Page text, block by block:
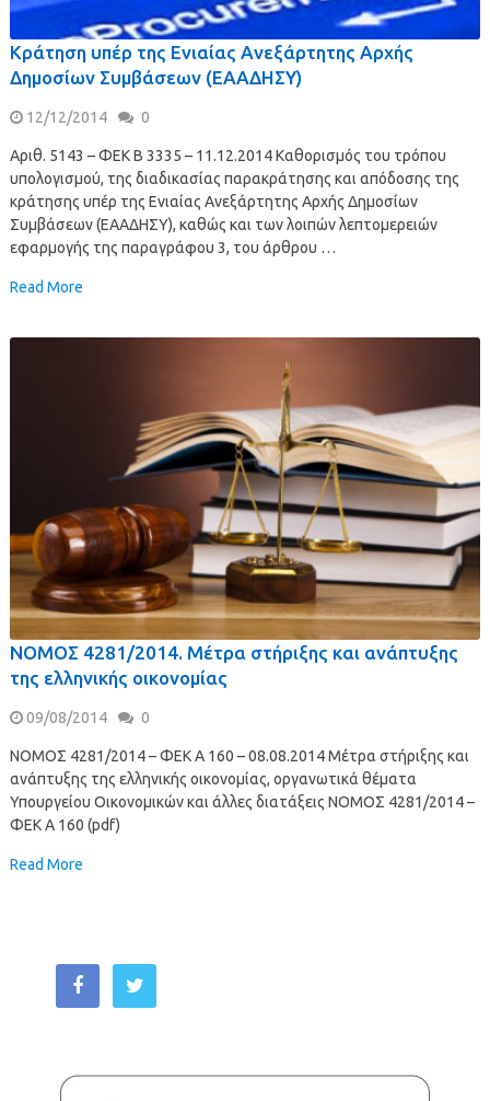
Κράτηση υπέρ της Ενιαίας Ανεξάρτητης Αρχής
Δημοσίων Συμβάσεων (ΕΑΑΔΗΣΥ)
12/12/2014 0
Αριθ. 5143 – ΦΕΚ B 3335 – 11.12.2014 Καθορισμός του τρόπου
υπολογισμού, της διαδικασίας παρακράτησης και απόδοσης της
κράτησης υπέρ της Ενιαίας Ανεξάρτητης Αρχής Δημοσίων
Συμβάσεων (ΕΑΑΔΗΣΥ), καθώς και των λοιπών λεπτομερειών
εφαρμογής της παραγράφου 3, του άρθρου …
Read More
NOMOΣ 4281/2014. Μέτρα στήριξης και ανάπτυξης
της ελληνικής οικονομίας
09/08/2014 0
NOMOΣ 4281/2014 – ΦΕΚ A 160 – 08.08.2014 Μέτρα στήριξης και
ανάπτυξης της ελληνικής οικονομίας, οργανωτικά θέματα
Υπουργείου Οικονομικών και άλλες διατάξεις NOMOΣ 4281/2014 –
ΦΕΚ A 160 (pdf)
Read More